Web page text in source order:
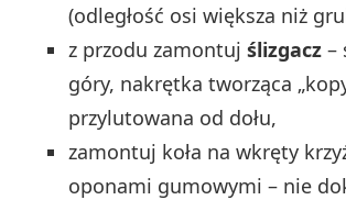
(odległość osi większa niż
z przodu zamontujślizgacz –
góry, nakrętka tworząca
przylutowana od dołu,
zamontuj koła na wkręty
oponami gumowymi – nie